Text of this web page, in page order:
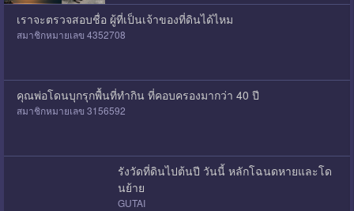
เราจะตรวจสอบชื่อ ผู้ที่เป็นเจ้าของที่ดินได้ไหม
สมาชิกหมายเลข 4352708
คุณพ่อโดนบุกรุกพื้นที่ทำกิน ที่คอบครองมากว่า 40 ปี
สมาชิกหมายเลข 3156592
รังวัดที่ดินไปต้นปี วันนี้ หลักโฉนดหายและโด
นย้าย
GUTAI